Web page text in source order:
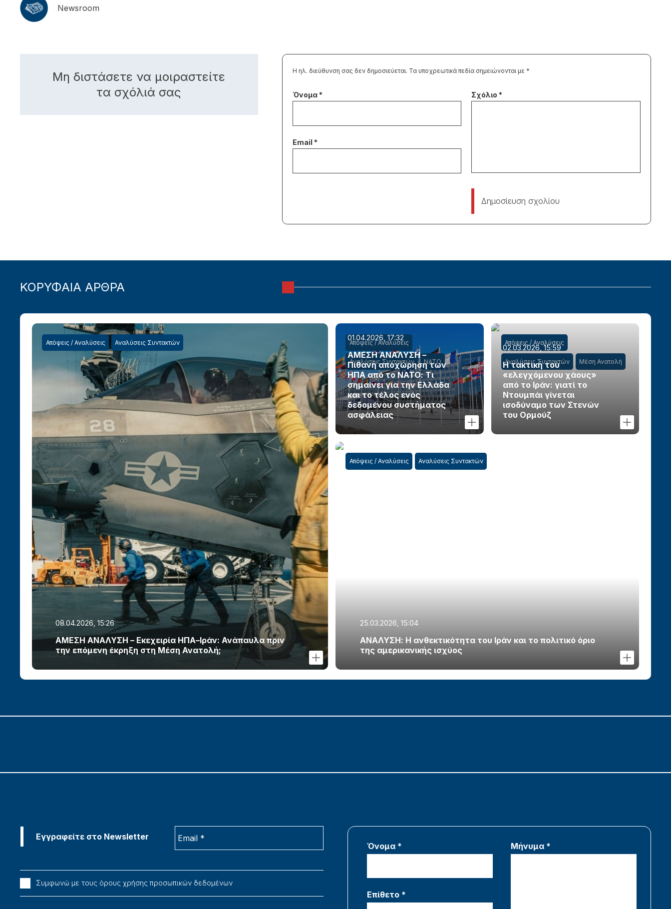
Newsroom
Μη διστάσετε να μοιραστείτε
τα σχόλιά σας
Η ηλ. διεύθυνση σας δεν δημοσιεύεται. Τα υποχρεωτικά πεδία σημειώνονται με *
Δημοσίευση σχολίου
ΚΟΡΥΦΑΙΑ ΑΡΘΡΑ
Απόψεις / Αναλύσεις Αναλύσεις Συντακτών
08.04.2026, 15:26
ΑΜΕΣΗ ΑΝΑΛΥΣΗ – Εκεχειρία ΗΠΑ–Ιράν: Ανάπαυλα πριν
την επόμενη έκρηξη στη Μέση Ανατολή;
Απόψεις / Αναλύσεις
Αναλύσεις Συντακτών ΝΑΤΟ
01.04.2026, 17:32
ΑΜΕΣΗ ΑΝΑΛΥΣΗ –
Πιθανή αποχώρηση των
ΗΠΑ από το ΝΑΤΟ: Τι
σημαίνει για την Ελλάδα
και το τέλος ενός
δεδομένου συστήματος
ασφάλειας
Απόψεις / Αναλύσεις
Αναλύσεις Συντακτών Μέση Ανατολή
02.03.2026, 15:59
Η τακτική του
«ελεγχόμενου χάους»
από το Ιράν: γιατί το
Ντουμπάι γίνεται
ισοδύναμο των Στενών
του Ορμούζ
Απόψεις / Αναλύσεις Αναλύσεις Συντακτών
25.03.2026, 15:04
ΑΝΑΛΥΣΗ: Η ανθεκτικότητα του Ιράν και το πολιτικό όριο
της αμερικανικής ισχύος
Συμφωνώ με τους όρους χρήσης προσωπικών δεδομένων
Όνομα *
Επίθετο *
Μήνυμα *